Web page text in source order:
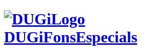
DUGiFonsEspecials